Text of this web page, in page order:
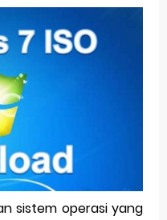
Cara Menggunakannya
Untuk Menjaga Hubungan
Ori
Mudah
Untuk Pecinta Togel
Dulu, Abangku
sistem operasi yang